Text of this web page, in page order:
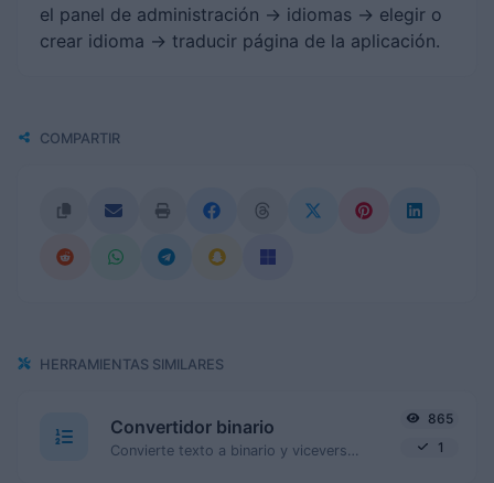
el panel de administración -> idiomas -> elegir o
crear idioma -> traducir página de la aplicación.
COMPARTIR
HERRAMIENTAS SIMILARES
Convertidor binario
865
1